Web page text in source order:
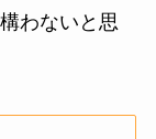
わないと思